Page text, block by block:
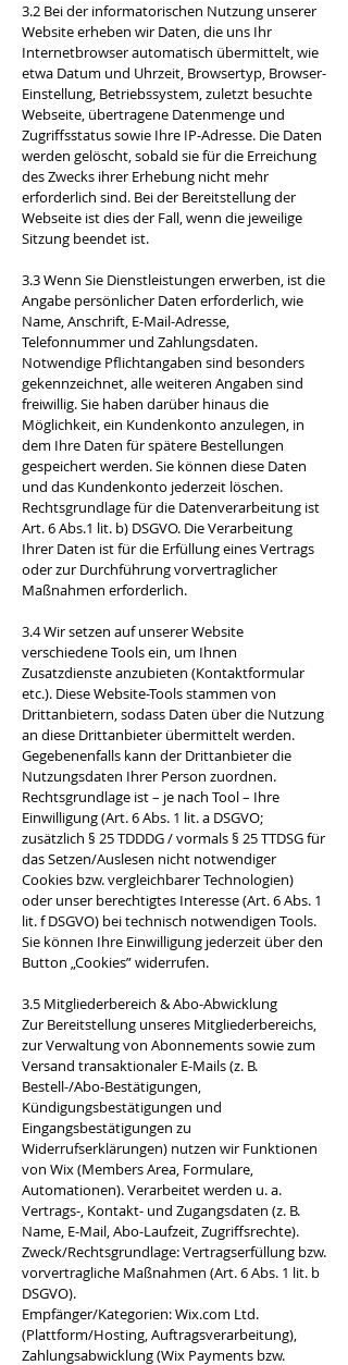
3.2 Bei der informatorischen Nutzung unserer
Website erheben wir Daten, die uns Ihr
Internetbrowser automatisch übermittelt, wie
etwa Datum und Uhrzeit, Browsertyp, Browser-
Einstellung, Betriebssystem, zuletzt besuchte
Webseite, übertragene Datenmenge und
Zugriffsstatus sowie Ihre IP-Adresse. Die Daten
werden gelöscht, sobald sie für die Erreichung
des Zwecks ihrer Erhebung nicht mehr
erforderlich sind. Bei der Bereitstellung der
Webseite ist dies der Fall, wenn die jeweilige
Sitzung beendet ist.
3.3 Wenn Sie Dienstleistungen erwerben, ist die
Angabe persönlicher Daten erforderlich, wie
Name, Anschrift, E-Mail-Adresse,
Telefonnummer und Zahlungsdaten.
Notwendige Pflichtangaben sind besonders
gekennzeichnet, alle weiteren Angaben sind
freiwillig. Sie haben darüber hinaus die
Möglichkeit, ein Kundenkonto anzulegen, in
dem Ihre Daten für spätere Bestellungen
gespeichert werden. Sie können diese Daten
und das Kundenkonto jederzeit löschen.
Rechtsgrundlage für die Datenverarbeitung ist
Art. 6 Abs.1 lit. b) DSGVO. Die Verarbeitung
Ihrer Daten ist für die Erfüllung eines Vertrags
oder zur Durchführung vorvertraglicher
Maßnahmen erforderlich.
3.4 Wir setzen auf unserer Website
verschiedene Tools ein, um Ihnen
Zusatzdienste anzubieten (Kontaktformular
etc.). Diese Website-Tools stammen von
Drittanbietern, sodass Daten über die Nutzung
an diese Drittanbieter übermittelt werden.
Gegebenenfalls kann der Drittanbieter die
Nutzungsdaten Ihrer Person zuordnen.
Rechtsgrundlage ist – je nach Tool – Ihre
Einwilligung (Art. 6 Abs. 1 lit. a DSGVO;
zusätzlich § 25 TDDDG / vormals § 25 TTDSG für
das Setzen/Auslesen nicht notwendiger
Cookies bzw. vergleichbarer Technologien)
oder unser berechtigtes Interesse (Art. 6 Abs. 1
lit. f DSGVO) bei technisch notwendigen Tools.
Sie können Ihre Einwilligung jederzeit über den
Button „Cookies” widerrufen.
3.5 Mitgliederbereich & Abo-Abwicklung
Zur Bereitstellung unseres Mitgliederbereichs,
zur Verwaltung von Abonnements sowie zum
Versand transaktionaler E-Mails (z. B.
Bestell-/Abo-Bestätigungen,
Kündigungsbestätigungen und
Eingangsbestätigungen zu
Widerrufserklärungen) nutzen wir Funktionen
von Wix (Members Area, Formulare,
Automationen). Verarbeitet werden u. a.
Vertrags-, Kontakt- und Zugangsdaten (z. B.
Name, E-Mail, Abo-Laufzeit, Zugriffsrechte).
Zweck/Rechtsgrundlage: Vertragserfüllung bzw.
vorvertragliche Maßnahmen (Art. 6 Abs. 1 lit. b
DSGVO).
Empfänger/Kategorien: Wix.com Ltd.
(Plattform/Hosting, Auftragsverarbeitung),
Zahlungsabwicklung (Wix Payments bzw.